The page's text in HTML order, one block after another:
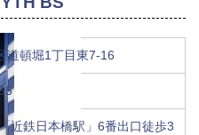
道頓堀1丁目東7-16
近鉄日本橋駅」6番出口徒歩3